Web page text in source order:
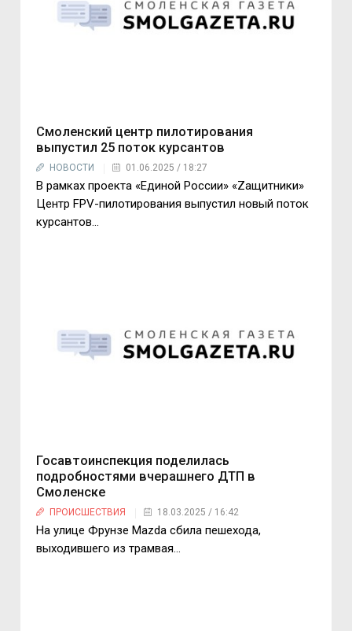
Смоленский центр пилотирования
выпустил 25 поток курсантов
НОВОСТИ 01.06.2025 / 18:27
В рамках проекта «Единой России» «Zащитники»
Центр FPV-пилотирования выпустил новый поток
курсантов...
Госавтоинспекция поделилась
подробностями вчерашнего ДТП в
Смоленске
ПРОИСШЕСТВИЯ 18.03.2025 / 16:42
На улице Фрунзе Mazda сбила пешехода,
выходившего из трамвая…